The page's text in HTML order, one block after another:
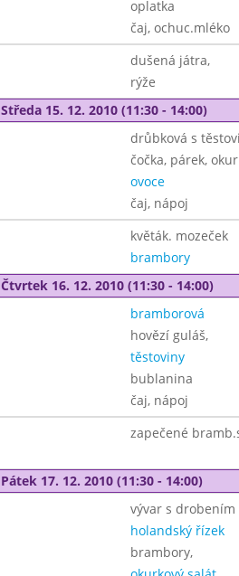
oplatka
čaj, ochuc.mléko
dušená játra,
rýže
Středa 15. 12. 2010 (11:30 - 14:00)
drůbková s
čočka, párek,
ovoce
čaj, nápoj
květák. mozeček
brambory
Čtvrtek 16. 12. 2010 (11:30 - 14:00)
bramborová
hovězí guláš,
těstoviny
bublanina
čaj, nápoj
zapečené
Pátek 17. 12. 2010 (11:30 - 14:00)
vývar s drobením
holandský řízek
brambory,